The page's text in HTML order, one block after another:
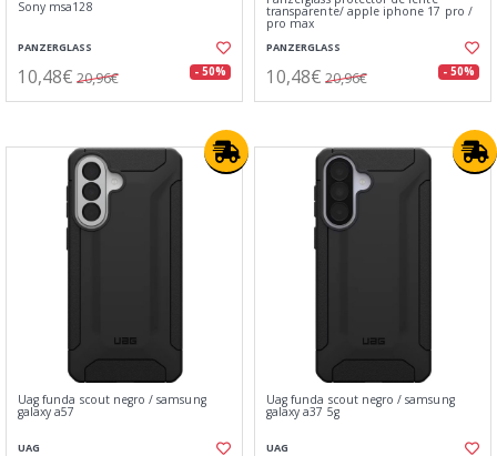
Sony msa128
PANZERGLASS
10,48€ 20,96€ - 50%
transparente/ apple iphone 17 pro /
pro max
PANZERGLASS
10,48€ 20,96€ - 50%
Uag funda scout negro / samsung
galaxy a57
UAG
Uag funda scout negro / samsung
galaxy a37 5g
UAG